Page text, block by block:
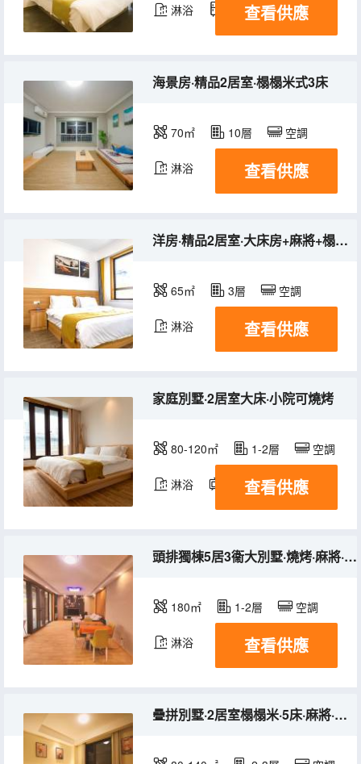
淋浴 冰箱查看供應
海景房·精品2居室·榻榻米式3床
70㎡ 10層 空調
淋浴 查看供應
洋房·精品2居室·大床房+麻將+榻榻米+65寸電視
65㎡ 3層 空調
淋浴 查看供應
家庭別墅·2居室大床·小院可燒烤
80-120㎡ 1-2層 空調
淋浴 電視機 冰箱
查看供應
頭排獨棟5居3衞大別墅·燒烤·麻將·推門見海
180㎡ 1-2層 空調
淋浴 查看供應
疊拼別墅·2居室榻榻米·5床·麻將·露台燒烤